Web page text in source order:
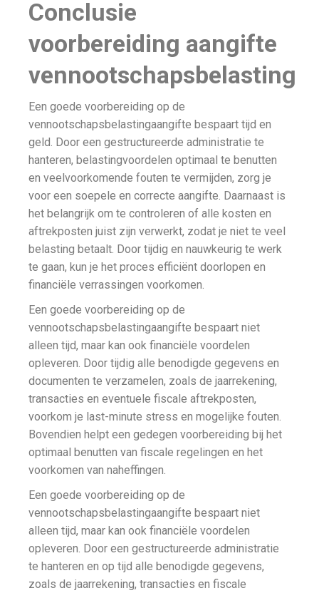
Conclusie
voorbereiding aangifte
vennootschapsbelasting
Een goede voorbereiding op de
vennootschapsbelastingaangifte bespaart tijd en
geld. Door een gestructureerde administratie te
hanteren, belastingvoordelen optimaal te benutten
en veelvoorkomende fouten te vermijden, zorg je
voor een soepele en correcte aangifte. Daarnaast is
het belangrijk om te controleren of alle kosten en
aftrekposten juist zijn verwerkt, zodat je niet te veel
belasting betaalt. Door tijdig en nauwkeurig te werk
te gaan, kun je het proces efficiënt doorlopen en
financiële verrassingen voorkomen.
Een goede voorbereiding op de
vennootschapsbelastingaangifte bespaart niet
alleen tijd, maar kan ook financiële voordelen
opleveren. Door tijdig alle benodigde gegevens en
documenten te verzamelen, zoals de jaarrekening,
transacties en eventuele fiscale aftrekposten,
voorkom je last-minute stress en mogelijke fouten.
Bovendien helpt een gedegen voorbereiding bij het
optimaal benutten van fiscale regelingen en het
voorkomen van naheffingen.
Een goede voorbereiding op de
vennootschapsbelastingaangifte bespaart niet
alleen tijd, maar kan ook financiële voordelen
opleveren. Door een gestructureerde administratie
te hanteren en op tijd alle benodigde gegevens,
zoals de jaarrekening, transacties en fiscale